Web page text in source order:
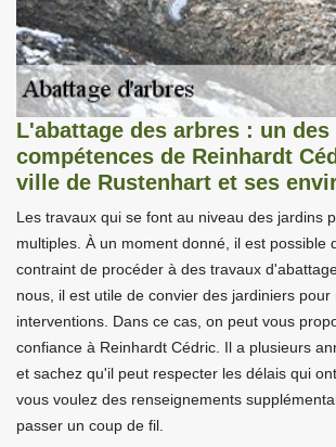
L'abattage des arbres : un
compétences de Reinhardt
ville de Rustenhart et ses
Les travaux qui se font au niveau des jardins
multiples. À un moment donné, il est possible
contraint de procéder à des travaux
nous, il est utile de convier des jardiniers pour
interventions. Dans ce cas, on peut vous
confiance à Reinhardt Cédric. Il a plusieurs
et sachez qu'il peut respecter les délais qui
vous voulez des renseignements
passer un coup de fil.